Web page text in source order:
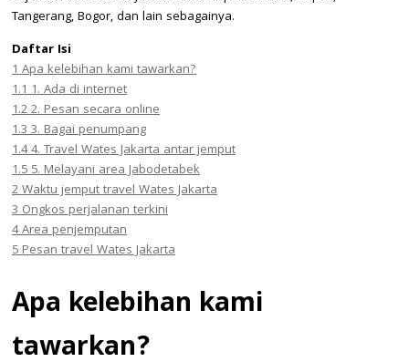
Tangerang, Bogor, dan lain sebagainya.
Daftar Isi
1Apa kelebihan kami tawarkan?
1.11. Ada di internet
1.22. Pesan secara online
1.33. Bagai penumpang
1.44. Travel Wates Jakarta antar jemput
1.55. Melayani area Jabodetabek
2Waktu jemput travel Wates Jakarta
3Ongkos perjalanan terkini
4Area penjemputan
5Pesan travel Wates Jakarta
Apa kelebihan kami
tawarkan?